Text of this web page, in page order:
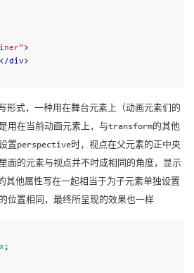
>
div>
式，一种用在舞台元素上（动画元素们的
用在当前动画元素上，与transform的其他
置perspective时，视点在父元素的正中央
面的元素与视点并不时成相同的角度，显示
他属性写在一起相当于为子元素单独设置
位置相同，最终所呈现的效果也一样
;